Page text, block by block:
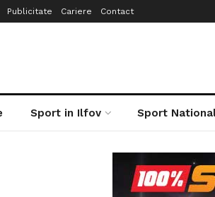
Publicitate Cariere Contact
Sport in Ilfov Sport